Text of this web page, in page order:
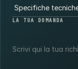
LA TUA DOMANDA